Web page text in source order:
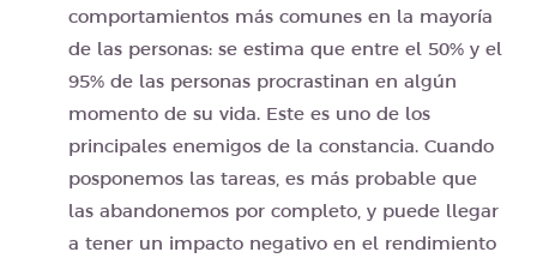
comportamientos más comunes en la mayoría
de las personas: se estima que entre el 50% y el
95% de las personas procrastinan en algún
momento de su vida. Este es uno de los
principales enemigos de la constancia. Cuando
posponemos las tareas, es más probable que
las abandonemos por completo, y puede llegar
a tener un impacto negativo en el rendimiento